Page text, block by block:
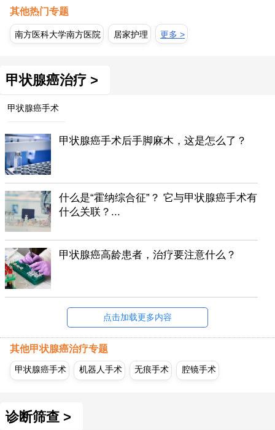
其他热门专题
南方医科大学南方医院 居家护理 更多 >
甲状腺癌治疗 >
甲状腺癌手术
甲状腺癌手术后手脚麻木，这是怎么了？
什么是“霍纳综合征”？ 它与甲状腺癌手术有
什么关联？...
甲状腺癌高龄患者，治疗要注意什么？
点击加载更多内容
其他甲状腺癌治疗专题
甲状腺癌手术 机器人手术 无痕手术 腔镜手术
诊断筛查 >